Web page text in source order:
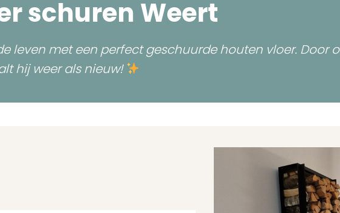
schuren Weert
leven met een perfect geschuurde houten vloer. Door
hij weer als nieuw!